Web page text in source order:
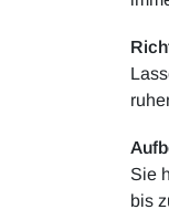
Sie
bis